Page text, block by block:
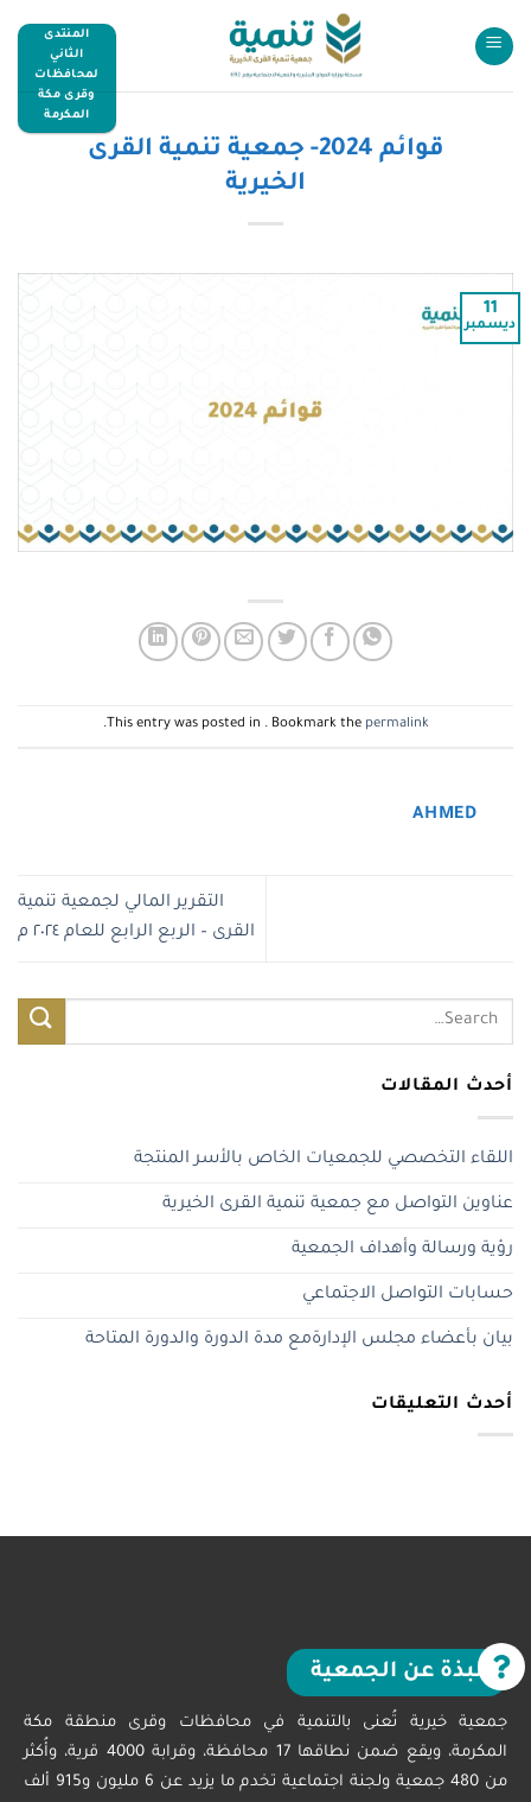
المنتدى
الثاني
لمحافظات
وقرى مكة
المكرمة
قوائم 2024- جمعية تنمية القرى
الخيرية
11
ديسمبر
This entry was posted in . Bookmark the permalink
.
AHMED
التقرير المالي لجمعية تنمية
القرى – الربع الرابع للعام ٢٠٢٤ م
أحدث المقالات
اللقاء التخصصي للجمعيات الخاص بالأسر المنتجة
عناوين التواصل مع جمعية تنمية القرى الخيرية
رؤية ورسالة وأهداف الجمعية
حسابات التواصل الاجتماعي
بيان بأعضاء مجلس الإدارةمع مدة الدورة والدورة المتاحة
أحدث التعليقات
نبذة عن الجمعية
جمعية خيرية تُعنى بالتنمية في محافظات وقرى منطقة مكة
المكرمة، ويقع ضمن نطاقها 17 محافظة، وقرابة 4000 قرية، وأُكثر
من 480 جمعية ولجنة اجتماعية تخدم ما يزيد عن 6 مليون و915 ألف